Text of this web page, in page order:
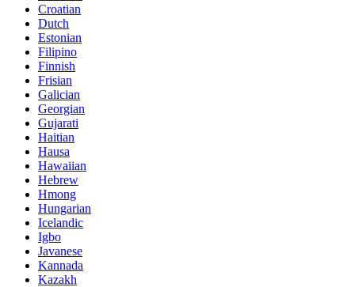
Croatian
Dutch
Estonian
Filipino
Finnish
Frisian
Galician
Georgian
Gujarati
Haitian
Hausa
Hawaiian
Hebrew
Hmong
Hungarian
Icelandic
Igbo
Javanese
Kannada
Kazakh